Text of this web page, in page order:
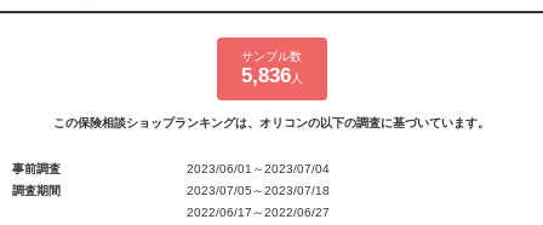
サンプル数
5,836人
この保険相談ショップランキングは、オリコンの以下の調査に基づいています。
事前調査
2023/06/01～2023/07/04
調査期間
2023/07/05～2023/07/18
2022/06/17～2022/06/27